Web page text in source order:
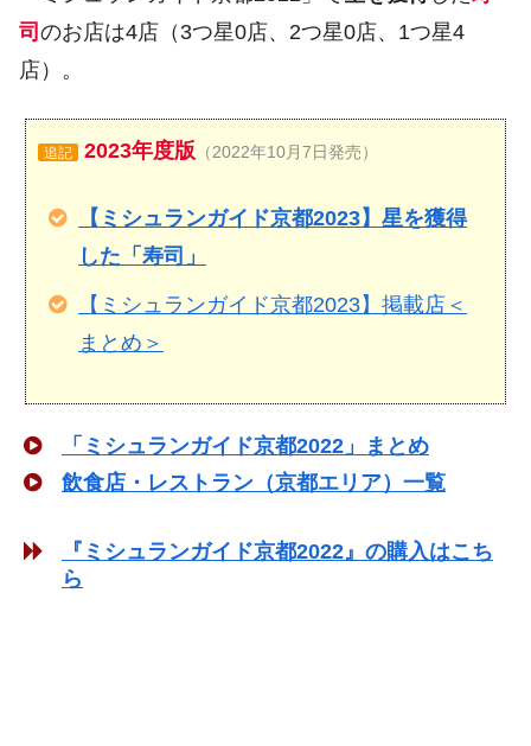
司 のお店は4店（3つ星0店、2つ星0店、1つ星4
店）。
追記 2023年度版 （2022年10月7日発売）
【ミシュランガイド京都2023】星を獲得
した「寿司」
【ミシュランガイド京都2023】掲載店＜
まとめ＞
「ミシュランガイド京都2022」まとめ
飲食店・レストラン（京都エリア）一覧
『ミシュランガイド京都2022』の購入はこち
ら